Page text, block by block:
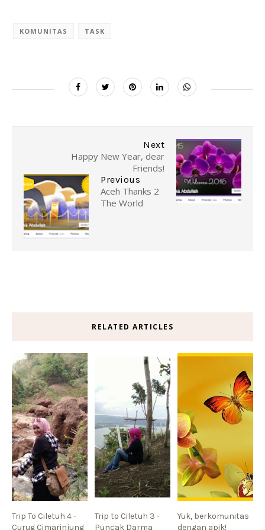
KOMUNITAS TASK
Next
Happy New Year, dear
Friends!
Previous
Aceh Thanks 2
The World
RELATED ARTICLES
Trip To Ciletuh 4 -
Curug Cimarinjung
Trip to Ciletuh 3 -
Puncak Darma
Yuk, berkomunitas
dengan apik!